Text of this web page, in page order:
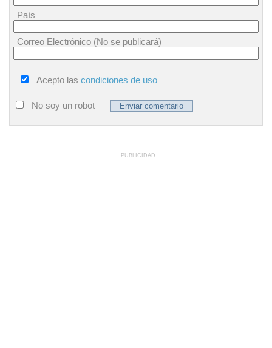
País
Correo Electrónico (No se publicará)
Acepto las condiciones de uso
No soy un robot
PUBLICIDAD